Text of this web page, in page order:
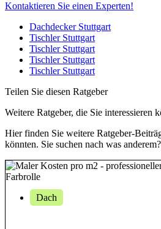
Kontaktieren Sie einen Experten!
Dachdecker Stuttgart
Tischler Stuttgart
Tischler Stuttgart
Tischler Stuttgart
Tischler Stuttgart
Teilen Sie diesen Ratgeber
Weitere Ratgeber, die Sie interessieren
Hier finden Sie weitere Ratgeber-
könnten. Sie suchen nach was
Dach